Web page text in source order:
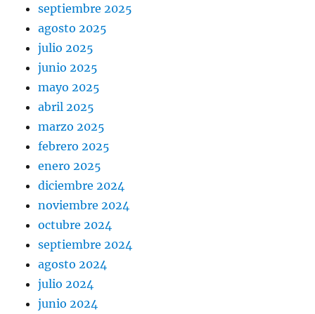
septiembre 2025
agosto 2025
julio 2025
junio 2025
mayo 2025
abril 2025
marzo 2025
febrero 2025
enero 2025
diciembre 2024
noviembre 2024
octubre 2024
septiembre 2024
agosto 2024
julio 2024
junio 2024